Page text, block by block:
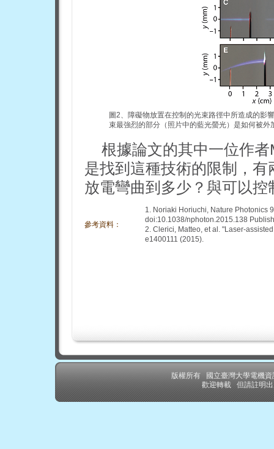
圖2、障礙物放置在控制的光束路徑中所造成的影
束最強烈的部分（照片中的藍光螢光）是如何被外
根據論文的其中一位作
是找到這種技術的限制，
放電彎曲到多少？與可以
參考資料：
1. Noriaki Horiuchi, Nature Photonics
doi:10.1038/nphoton.2015.138
2. Clerici, Matteo, et al. "Laser-
e1400111 (2015).
版權所有 國立臺灣大學電機
歡迎轉載 但請註明